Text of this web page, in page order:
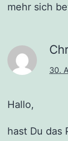
mehr sich
30.
Hallo,
hast Du das